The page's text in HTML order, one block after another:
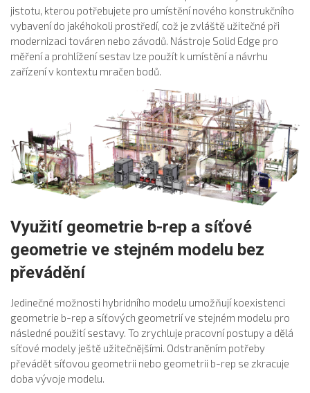
jistotu, kterou potřebujete pro umístění nového konstrukčního
vybavení do jakéhokoli prostředí, což je zvláště užitečné při
modernizaci továren nebo závodů. Nástroje Solid Edge pro
měření a prohlížení sestav lze použít k umístění a návrhu
zařízení v kontextu mračen bodů.
Využití geometrie b-rep a síťové
geometrie ve stejném modelu bez
převádění
Jedinečné možnosti hybridního modelu umožňují koexistenci
geometrie b-rep a síťových geometrií ve stejném modelu pro
následné použití sestavy. To zrychluje pracovní postupy a dělá
síťové modely ještě užitečnějšími. Odstraněním potřeby
převádět síťovou geometrii nebo geometrii b-rep se zkracuje
doba vývoje modelu.